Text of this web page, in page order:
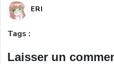
ERI
Tags :
Laisser un